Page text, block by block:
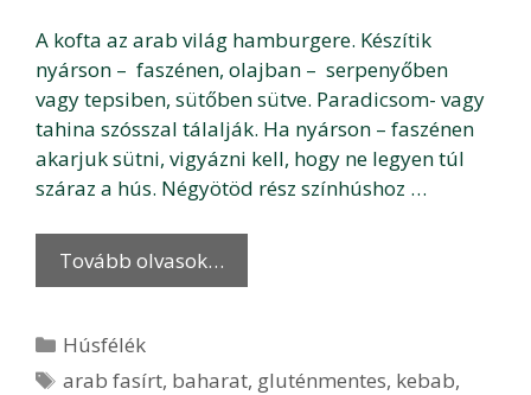
A kofta az arab világ hamburgere. Készítik
nyárson – faszénen, olajban – serpenyőben
vagy tepsiben, sütőben sütve. Paradicsom- vagy
tahina szósszal tálalják. Ha nyárson – faszénen
akarjuk sütni, vigyázni kell, hogy ne legyen túl
száraz a hús. Négyötöd rész színhúshoz …
Tovább olvasok…
Kategória
Húsfélék
Címkék
arab fasírt, baharat, gluténmentes, kebab,